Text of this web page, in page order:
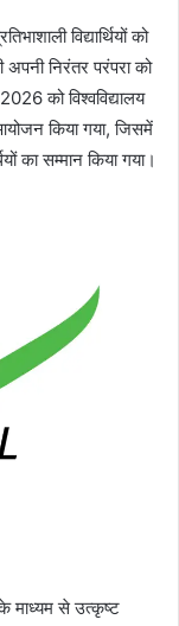
विद्यार्थियों को
निरंतर परंपरा को
को विश्वविद्यालय
किया गया, जिसमें
का सम्मान किया गया।
के माध्यम से उत्कृष्ट